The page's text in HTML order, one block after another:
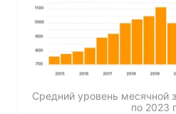
Средний уровень месячной
по 2023